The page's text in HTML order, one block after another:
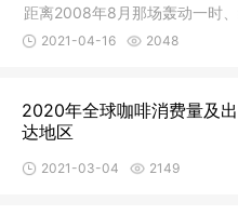
距离2008年8月那场轰动一时
购”，已
2021-04-16 2048
2020年全球咖啡消费量及
达地区
2021-03-04 2149